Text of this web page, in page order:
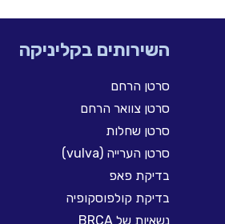
השירותים בקליניקה
סרטן הרחם
סרטן צוואר הרחם
סרטן שחלות
סרטן הערייה (vulva)
בדיקת פאפ
בדיקת קולפוסקופיה
נשאיות של BRCA